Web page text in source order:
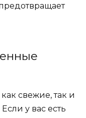
свежие, так и
у вас есть